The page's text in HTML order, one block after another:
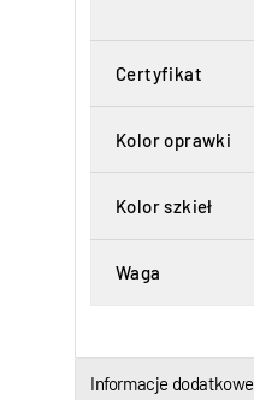
Certyfikat
Kolor oprawki
Kolor szkieł
Waga
Informacje dodatkowe